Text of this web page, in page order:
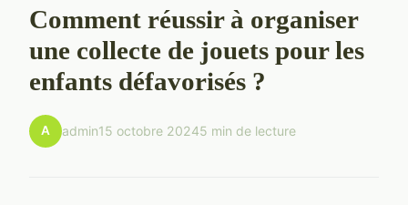
Comment réussir à organiser
une collecte de jouets pour les
enfants défavorisés ?
A admin15 octobre 20245 min de lecture